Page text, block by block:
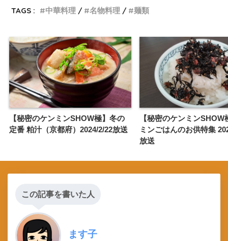
TAGS :
中華料理 名物料理 麺類
【秘密のケンミンSHOW極】冬の
定番 粕汁（京都府）2024/2/22放送
【秘密のケンミンSHOW
ミンごはんのお供特集
放送
この記事を書いた人
ます子